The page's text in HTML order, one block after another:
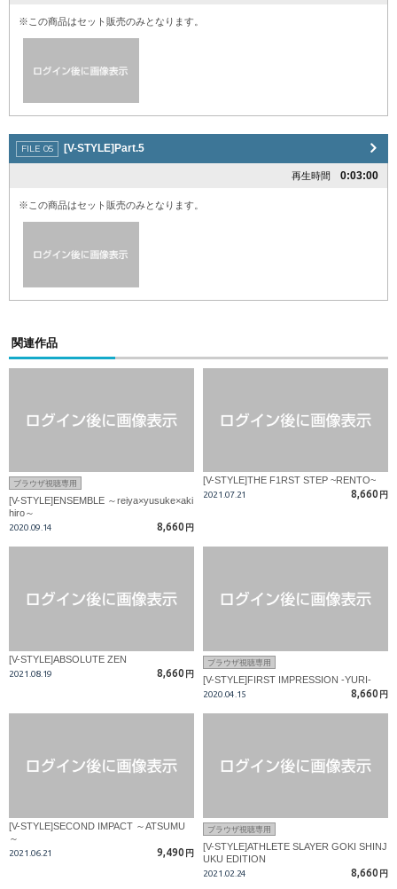
※この商品はセット販売のみとなります。
[V-STYLE]Part.5
再生時間 0:03:00
※この商品はセット販売のみとなります。
関連作品
ブラウザ視聴専用
[V-STYLE]ENSEMBLE ～reiya×yusuke×aki
hiro～
2020.09.14 8,660 円
[V-STYLE]THE F1RST STEP ~RENTO~
2021.07.21 8,660 円
[V-STYLE]ABSOLUTE ZEN
2021.08.19 8,660 円
ブラウザ視聴専用
[V-STYLE]FIRST IMPRESSION -YURI-
2020.04.15 8,660 円
[V-STYLE]SECOND IMPACT ～ATSUMU
～
2021.06.21 9,490 円
ブラウザ視聴専用
[V-STYLE]ATHLETE SLAYER GOKI SHINJ
UKU EDITION
2021.02.24 8,660 円